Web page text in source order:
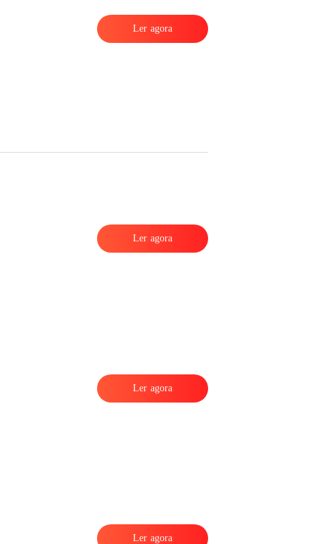
Ler agora
Ler agora
Ler agora
Ler agora